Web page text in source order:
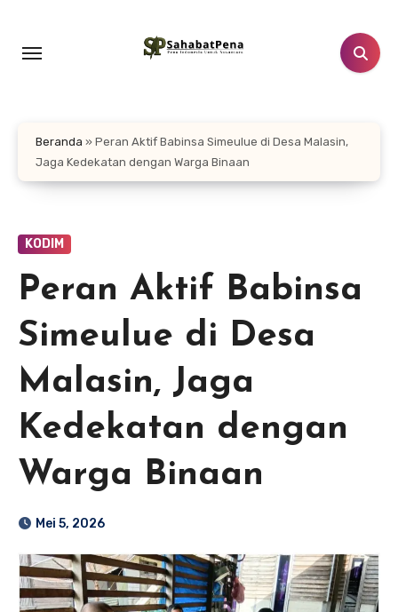
konten
Beranda » Peran Aktif Babinsa Simeulue di Desa Malasin,
Jaga Kedekatan dengan Warga Binaan
KODIM
Peran Aktif Babinsa
Simeulue di Desa
Malasin, Jaga
Kedekatan dengan
Warga Binaan
Mei 5, 2026